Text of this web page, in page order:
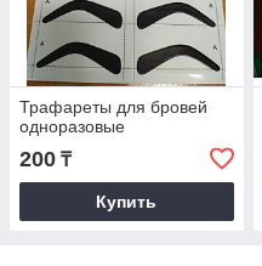
Трафареты для бровей
одноразовые
200 ₸
Купить